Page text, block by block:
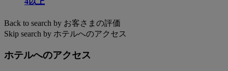
Back to search by お客さまの評価
Skip search by ホテルへのアクセス
ホテルへのアクセス